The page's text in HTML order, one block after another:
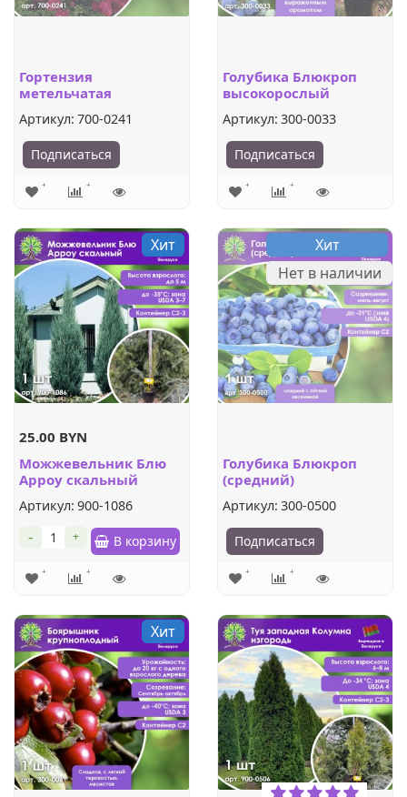
Гортензия
метельчатая
Артикул: 700-0241
Подписаться
Голубика Блюкроп
высокорослый
Артикул: 300-0033
Подписаться
Хит
25.00 BYN
Можжевельник Блю
Арроу скальный
Артикул: 900-1086
+
- В корзину
Хит
Нет в наличии
Голубика Блюкроп
(средний)
Артикул: 300-0500
Подписаться
Хит